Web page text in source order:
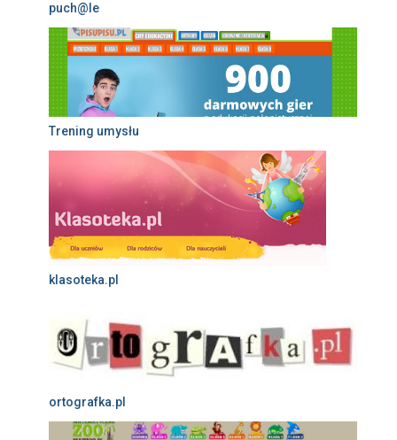
puch@le
Trening umysłu
klasoteka.pl
ortografka.pl